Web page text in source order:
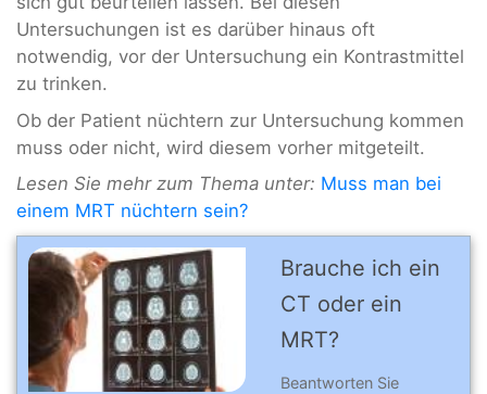
Untersuchungen ist es darüber hinaus oft
notwendig, vor der Untersuchung ein Kontrastmittel
zu trinken.
Ob der Patient nüchtern zur Untersuchung kommen
muss oder nicht, wird diesem vorher mitgeteilt.
Lesen Sie mehr zum Thema unter: Muss man bei
einem MRT nüchtern sein?
Brauche ich ein
CT oder ein
MRT?
Beantworten Sie